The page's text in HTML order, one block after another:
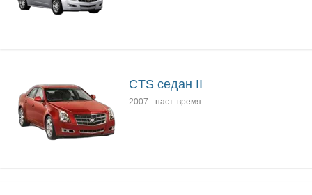
CTS седан II
2007 - наст. время